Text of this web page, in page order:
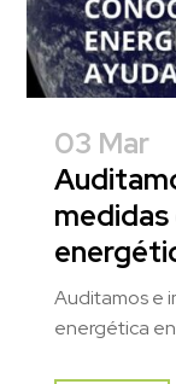
03 Mar
Auditamos e
energética en